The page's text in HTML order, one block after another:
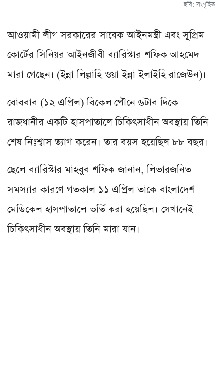
ছবি: সংগৃহিত
আওয়ামী লীগ সরকারের সাবেক আইনমন্ত্রী এবং সুপ্রিম
কোর্টের সিনিয়র আইনজীবী ব্যারিস্টার শফিক আহমেদ
মারা গেছেন। (ইন্না লিল্লাহি ওয়া ইন্না ইলাইহি রাজেউন)।
রোববার (১২ এপ্রিল) বিকেল পৌনে ৬টার দিকে
রাজধানীর একটি হাসপাতালে চিকিৎসাধীন অবস্থায় তিনি
শেষ নিঃশ্বাস ত্যাগ করেন। তার বয়স হয়েছিল ৮৮ বছর।
ছেলে ব্যারিস্টার মাহবুব শফিক জানান, লিভারজনিত
সমস্যার কারণে গতকাল ১১ এপ্রিল তাকে বাংলাদেশ
মেডিকেল হাসপাতালে ভর্তি করা হয়েছিল। সেখানেই
চিকিৎসাধীন অবস্থায় তিনি মারা যান।